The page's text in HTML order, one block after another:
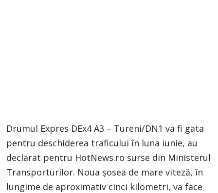
Drumul Expres DEx4 A3 – Tureni/DN1 va fi gata
pentru deschiderea traficului în luna iunie, au
declarat pentru HotNews.ro surse din Ministerul
Transporturilor. Noua șosea de mare viteză, în
lungime de aproximativ cinci kilometri, va face